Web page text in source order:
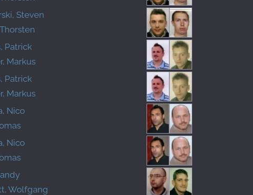
Steven
Patrick
Markus
Patrick
Markus
Nico
Nico
Wolfgang